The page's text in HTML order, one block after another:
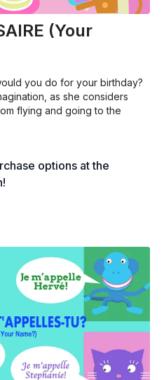
(Your
you do for your birthday?
as she considers
flying and going to the
visiting the Statue of
?
options at the